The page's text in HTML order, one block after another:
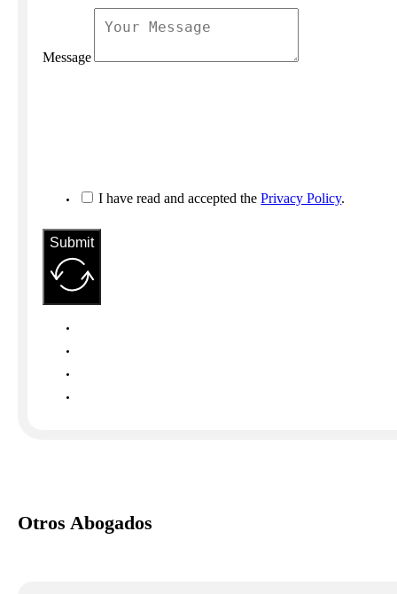
Message
I have read and accepted thePrivacy Policy.
Submit
Otros Abogados